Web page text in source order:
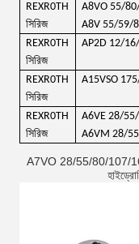
REXR0TH
সিরিজ
A8VO 55/
A8V 55/59/
REXR0TH
সিরিজ
AP2D 12/
REXR0TH
সিরিজ
A15VSO
REXR0TH
সিরিজ
A6VE 28/
A6VM 28/
A7VO 28/55/80/107/